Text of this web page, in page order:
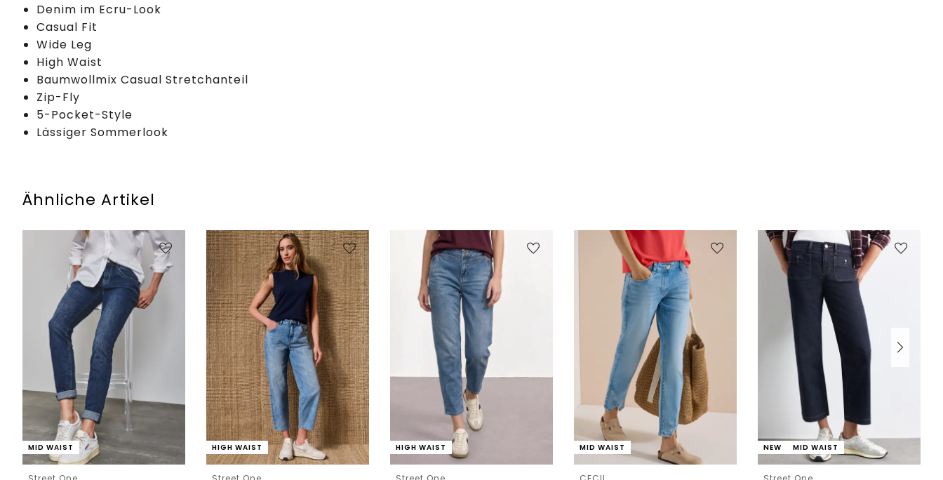
Denim im Ecru-Look
Casual Fit
Wide Leg
High Waist
Baumwollmix Casual Stretchanteil
Zip-Fly
5-Pocket-Style
Lässiger Sommerlook
Ähnliche Artikel
MID WAIST HIGH WAIST HIGH WAIST MID WAIST NEW MID WAIST